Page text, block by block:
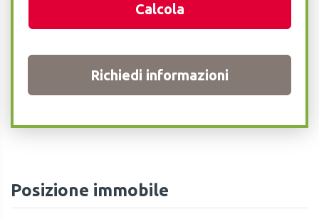
Calcola
Richiedi informazioni
Posizione immobile